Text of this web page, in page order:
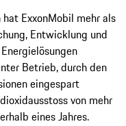
ExxonMobil mehr als
Entwicklung und
Betrieb, durch den
eingespart
von mehr
eines Jahres.